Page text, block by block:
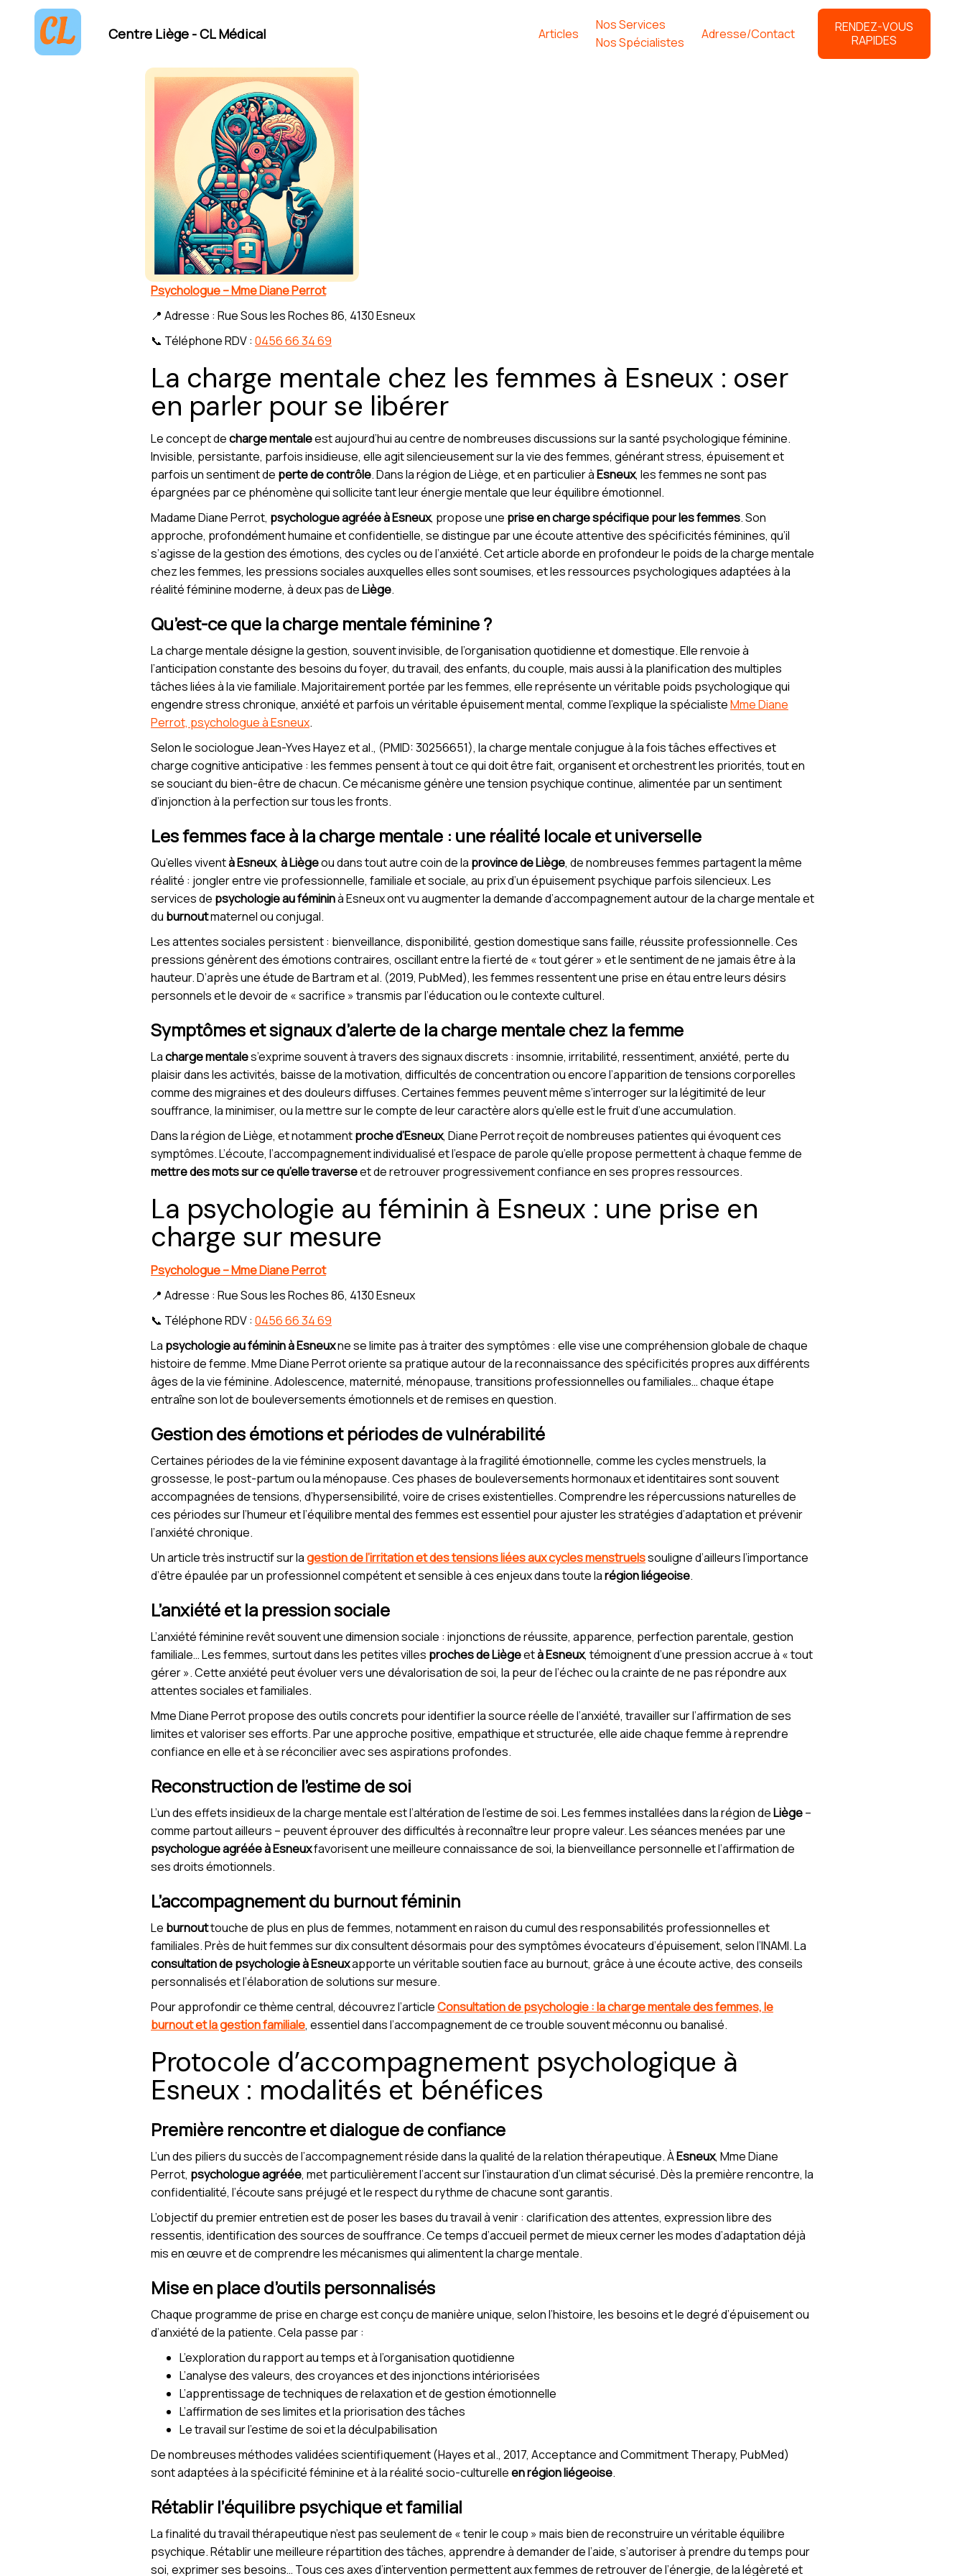
Centre Liège - CL Médical Articles
Nos Services
Nos Spécialistes
Adresse/Contact
RENDEZ-VOUS
RAPIDES
Psychologue – Mme Diane Perrot
📍 Adresse : Rue Sous les Roches 86, 4130 Esneux
📞 Téléphone RDV : 0456 66 34 69
La charge mentale chez les femmes à Esneux : oser
en parler pour se libérer
Le concept decharge mentaleest aujourd’hui au centre de nombreuses discussions sur la santé psychologique féminine.
Invisible, persistante, parfois insidieuse, elle agit silencieusement sur la vie des femmes, générant stress, épuisement et
parfois un sentiment de perte de contrôle. Dans la région de Liège, et en particulier àEsneux, les femmes ne sont pas
épargnées par ce phénomène qui sollicite tant leur énergie mentale que leur équilibre émotionnel.
Madame Diane Perrot, psychologue agréée à Esneux, propose une prise en charge spécifique pour les femmes. Son
approche, profondément humaine et confidentielle, se distingue par une écoute attentive des spécificités féminines, qu’il
s’agisse de la gestion des émotions, des cycles ou de l’anxiété. Cet article aborde en profondeur le poids de la charge mentale
chez les femmes, les pressions sociales auxquelles elles sont soumises, et les ressources psychologiques adaptées à la
réalité féminine moderne, à deux pas deLiège.
Qu’est-ce que la charge mentale féminine ?
La charge mentale désigne la gestion, souvent invisible, de l’organisation quotidienne et domestique. Elle renvoie à
l’anticipation constante des besoins du foyer, du travail, des enfants, du couple, mais aussi à la planification des multiples
tâches liées à la vie familiale. Majoritairement portée par les femmes, elle représente un véritable poids psychologique qui
engendre stress chronique, anxiété et parfois un véritable épuisement mental, comme l’explique la spécialisteMme Diane
Perrot, psychologue à Esneux.
Selon le sociologue Jean-Yves Hayez et al., (PMID: 30256651), la charge mentale conjugue à la fois tâches effectives et
charge cognitive anticipative : les femmes pensent à tout ce qui doit être fait, organisent et orchestrent les priorités, tout en
se souciant du bien-être de chacun. Ce mécanisme génère une tension psychique continue, alimentée par un sentiment
d’injonction à la perfection sur tous les fronts.
Les femmes face à la charge mentale : une réalité locale et universelle
Qu’elles viventà Esneux, à Liègeou dans tout autre coin de la province de Liège, de nombreuses femmes partagent la même
réalité : jongler entre vie professionnelle, familiale et sociale, au prix d’un épuisement psychique parfois silencieux. Les
services de psychologie au fémininà Esneux ont vu augmenter la demande d’accompagnement autour de la charge mentale et
du burnoutmaternel ou conjugal.
Les attentes sociales persistent : bienveillance, disponibilité, gestion domestique sans faille, réussite professionnelle. Ces
pressions génèrent des émotions contraires, oscillant entre la fierté de « tout gérer » et le sentiment de ne jamais être à la
hauteur. D’après une étude de Bartram et al. (2019, PubMed), les femmes ressentent une prise en étau entre leurs désirs
personnels et le devoir de « sacrifice » transmis par l’éducation ou le contexte culturel.
Symptômes et signaux d’alerte de la charge mentale chez la femme
Lacharge mentales’exprime souvent à travers des signaux discrets : insomnie, irritabilité, ressentiment, anxiété, perte du
plaisir dans les activités, baisse de la motivation, difficultés de concentration ou encore l’apparition de tensions corporelles
comme des migraines et des douleurs diffuses. Certaines femmes peuvent même s’interroger sur la légitimité de leur
souffrance, la minimiser, ou la mettre sur le compte de leur caractère alors qu’elle est le fruit d’une accumulation.
Dans la région de Liège, et notammentproche d’Esneux, Diane Perrot reçoit de nombreuses patientes qui évoquent ces
symptômes. L’écoute, l’accompagnement individualisé et l’espace de parole qu’elle propose permettent à chaque femme de
mettre des mots sur ce qu’elle traverseet de retrouver progressivement confiance en ses propres ressources.
La psychologie au féminin à Esneux : une prise en
charge sur mesure
Psychologue – Mme Diane Perrot
📍 Adresse : Rue Sous les Roches 86, 4130 Esneux
📞 Téléphone RDV : 0456 66 34 69
La psychologie au féminin à Esneuxne se limite pas à traiter des symptômes : elle vise une compréhension globale de chaque
histoire de femme. Mme Diane Perrot oriente sa pratique autour de la reconnaissance des spécificités propres aux différents
âges de la vie féminine. Adolescence, maternité, ménopause, transitions professionnelles ou familiales… chaque étape
entraîne son lot de bouleversements émotionnels et de remises en question.
Gestion des émotions et périodes de vulnérabilité
Certaines périodes de la vie féminine exposent davantage à la fragilité émotionnelle, comme les cycles menstruels, la
grossesse, le post-partum ou la ménopause. Ces phases de bouleversements hormonaux et identitaires sont souvent
accompagnées de tensions, d’hypersensibilité, voire de crises existentielles. Comprendre les répercussions naturelles de
ces périodes sur l’humeur et l’équilibre mental des femmes est essentiel pour ajuster les stratégies d’adaptation et prévenir
l’anxiété chronique.
Un article très instructif sur lagestion de l’irritation et des tensions liées aux cycles menstruelssouligne d’ailleurs l’importance
d’être épaulée par un professionnel compétent et sensible à ces enjeux dans toute larégion liégeoise.
L’anxiété et la pression sociale
L’anxiété féminine revêt souvent une dimension sociale : injonctions de réussite, apparence, perfection parentale, gestion
familiale… Les femmes, surtout dans les petites villes proches de Liègeetà Esneux, témoignent d’une pression accrue à « tout
gérer ». Cette anxiété peut évoluer vers une dévalorisation de soi, la peur de l’échec ou la crainte de ne pas répondre aux
attentes sociales et familiales.
Mme Diane Perrot propose des outils concrets pour identifier la source réelle de l’anxiété, travailler sur l’affirmation de ses
limites et valoriser ses efforts. Par une approche positive, empathique et structurée, elle aide chaque femme à reprendre
confiance en elle et à se réconcilier avec ses aspirations profondes.
Reconstruction de l’estime de soi
L’un des effets insidieux de la charge mentale est l’altération de l’estime de soi. Les femmes installées dans la région deLiège–
comme partout ailleurs – peuvent éprouver des difficultés à reconnaître leur propre valeur. Les séances menées par une
psychologue agréée à Esneuxfavorisent une meilleure connaissance de soi, la bienveillance personnelle et l’affirmation de
ses droits émotionnels.
L’accompagnement du burnout féminin
Le burnouttouche de plus en plus de femmes, notamment en raison du cumul des responsabilités professionnelles et
familiales. Près de huit femmes sur dix consultent désormais pour des symptômes évocateurs d’épuisement, selon l’INAMI. La
consultation de psychologie à Esneuxapporte un véritable soutien face au burnout, grâce à une écoute active, des conseils
personnalisés et l’élaboration de solutions sur mesure.
Pour approfondir ce thème central, découvrez l’articleConsultation de psychologie : la charge mentale des femmes, le
burnout et la gestion familiale, essentiel dans l’accompagnement de ce trouble souvent méconnu ou banalisé.
Protocole d’accompagnement psychologique à
Esneux : modalités et bénéfices
Première rencontre et dialogue de confiance
L’un des piliers du succès de l’accompagnement réside dans la qualité de la relation thérapeutique. ÀEsneux, Mme Diane
Perrot, psychologue agréée, met particulièrement l’accent sur l’instauration d’un climat sécurisé. Dès la première rencontre, la
confidentialité, l’écoute sans préjugé et le respect du rythme de chacune sont garantis.
L’objectif du premier entretien est de poser les bases du travail à venir : clarification des attentes, expression libre des
ressentis, identification des sources de souffrance. Ce temps d’accueil permet de mieux cerner les modes d’adaptation déjà
mis en œuvre et de comprendre les mécanismes qui alimentent la charge mentale.
Mise en place d’outils personnalisés
Chaque programme de prise en charge est conçu de manière unique, selon l’histoire, les besoins et le degré d’épuisement ou
d’anxiété de la patiente. Cela passe par :
L’exploration du rapport au temps et à l’organisation quotidienne
L’analyse des valeurs, des croyances et des injonctions intériorisées
L’apprentissage de techniques de relaxation et de gestion émotionnelle
L’affirmation de ses limites et la priorisation des tâches
Le travail sur l’estime de soi et la déculpabilisation
De nombreuses méthodes validées scientifiquement (Hayes et al., 2017, Acceptance and Commitment Therapy, PubMed)
sont adaptées à la spécificité féminine et à la réalité socio-culturelleen région liégeoise.
Rétablir l’équilibre psychique et familial
La finalité du travail thérapeutique n’est pas seulement de « tenir le coup » mais bien de reconstruire un véritable équilibre
psychique. Rétablir une meilleure répartition des tâches, apprendre à demander de l’aide, s’autoriser à prendre du temps pour
soi, exprimer ses besoins… Tous ces axes d’intervention permettent aux femmes de retrouver de l’énergie, de la légèreté et